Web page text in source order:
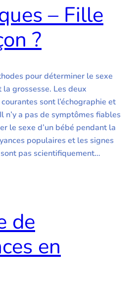
– Fille
?
pour déterminer le sexe
la grossesse. Les deux
sont l’échographie et
n’y a pas de symptômes fiables
le sexe d’un bébé pendant la
populaires et les signes
pas scientifiquement…
de
en